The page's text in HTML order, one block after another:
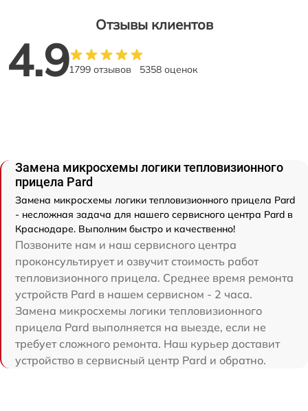
Отзывы клиентов
4.91799 отзывов 5358 оценок
Замена микросхемы логики тепловизионного
прицела Pard
Замена микросхемы логики тепловизионного прицела Pard
- несложная задача для нашего сервисного центра Pard в
Краснодаре. Выполним быстро и качественно!
Позвоните нам и наш сервисного центра
проконсультирует и озвучит стоимость работ
тепловизионного прицела. Среднее время ремонта
устройств Pard в нашем сервисном - 2 часа.
Замена микросхемы логики тепловизионного
прицела Pard выполняется на выезде, если не
требует сложного ремонта. Наш курьер доставит
устройство в сервисный центр Pard и обратно.